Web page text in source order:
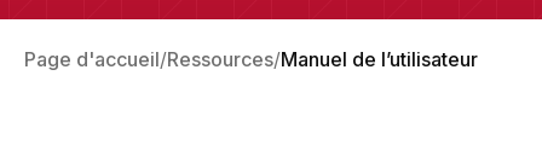
Page d'accueil Ressources Manuel de l’utilisateur